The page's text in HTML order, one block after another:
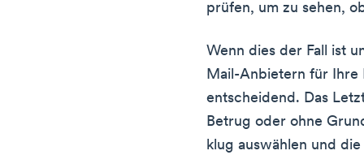
prüfen, um zu sehen,
Wenn dies der Fall ist
Mail-Anbietern für Ihre
entscheidend. Das
Betrug oder ohne
klug auswählen und